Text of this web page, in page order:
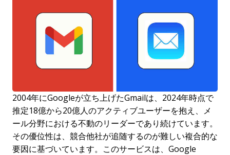
2004年にGoogleが立ち上げたGmailは、2024年時点で
推定18億から20億人のアクティブユーザーを抱え、メ
ール分野における不動のリーダーであり続けています。
その優位性は、競合他社が追随するのが難しい複合的な
要因に基づいています。このサービスは、Google